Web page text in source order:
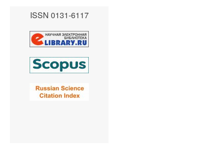
ISSN 0131-6117